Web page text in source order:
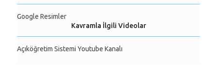
Google Resimler
Kavramla İlgili Videolar
Açıköğretim Sistemi Youtube Kanalı